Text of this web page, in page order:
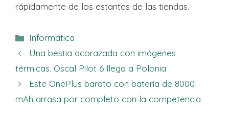
rápidamente de los estantes de las tiendas.
Categorías
Informática
Una bestia acorazada con imágenes
térmicas. Oscal Pilot 6 llega a Polonia
Este OnePlus barato con batería de 8000
mAh arrasa por completo con la competencia